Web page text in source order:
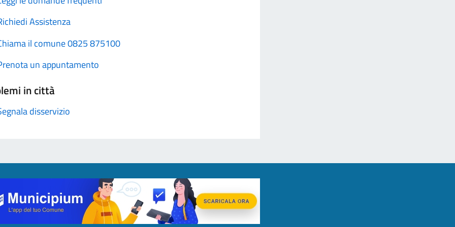
Assistenza
il comune 0825 875100
un appuntamento
in città
disservizio